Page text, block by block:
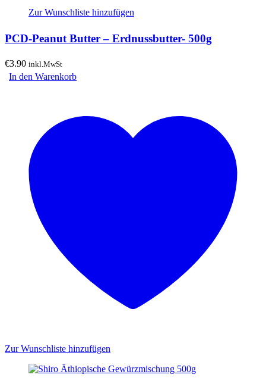
Zur Wunschliste hinzufügen
PCD-Peanut Butter – Erdnussbutter- 500g
€3.90 inkl.MwSt
In den Warenkorb
Zur Wunschliste hinzufügen